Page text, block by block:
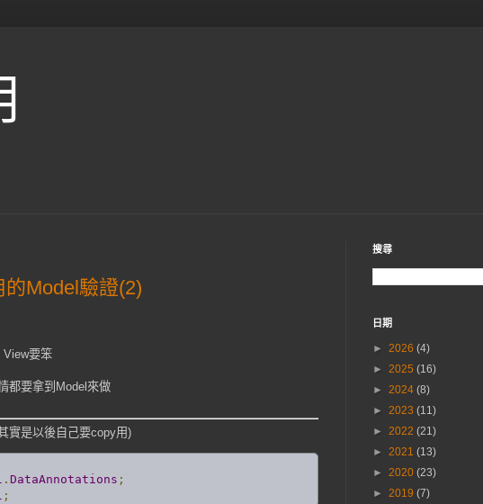
Model驗證(2)
View要笨
都要拿到Model來做
實是以後自己要copy用)
. DataAnnotations ;
;
搜尋
日期
► 2026 (4)
► 2025 (16)
► 2024 (8)
► 2023 (11)
► 2022 (21)
► 2021 (13)
► 2020 (23)
► 2019 (7)